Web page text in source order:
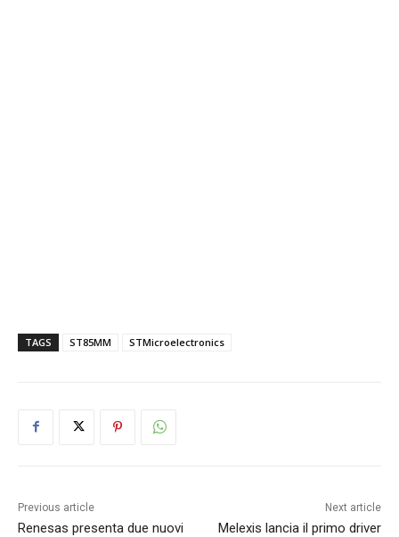
TAGS ST85MM STMicroelectronics
Previous article
Renesas presenta due nuovi
Next article
Melexis lancia il primo driver